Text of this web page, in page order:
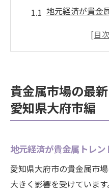
地元経済が貴金
国際市場の動向
ニュースから読
大府市の貴金属価格
価格変動に影響
経済指標が貴金
地元イベントと
貴金属市場の最
愛知県大府市編
地元経済が貴金属トレン
愛知県大府市の貴金属市
大きく影響を受けていま